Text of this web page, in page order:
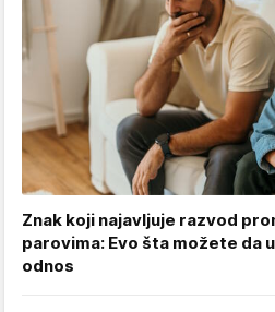
Znak koji najavljuje razvod
parovima: Evo šta možete da
odnos